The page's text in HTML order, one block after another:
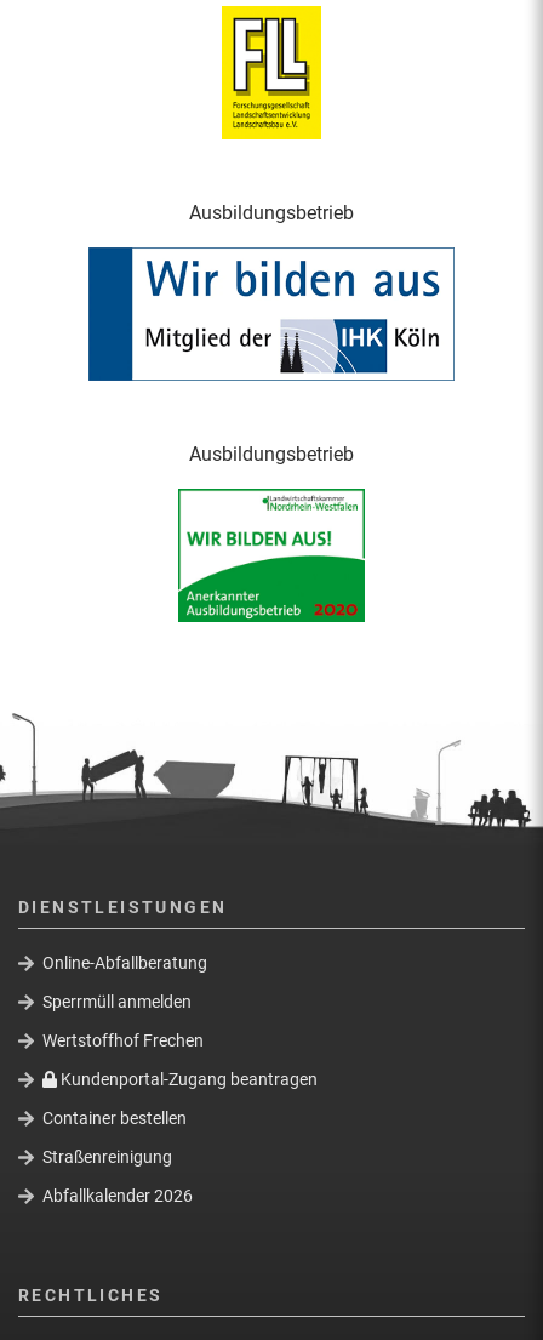
Ausbildungsbetrieb
Ausbildungsbetrieb
DIENSTLEISTUNGEN
Online-Abfallberatung
Sperrmüll anmelden
Wertstoffhof Frechen
Kundenportal-Zugang beantragen
Container bestellen
Straßenreinigung
Abfallkalender 2026
RECHTLICHES